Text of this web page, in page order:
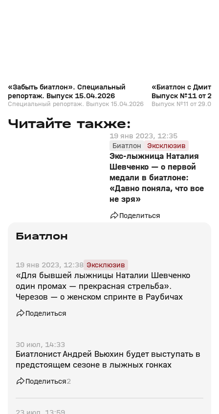
«Забыть биатлон». Специальный
репортаж. Выпуск 15.04.2026
Специальный репортаж. Выпуск 15.04.2026
«Биатлон с
Выпуск №11 от
Выпуск №11 от
Читайте также:
19 янв 2023, 12:35
Биатлон
Эксклюзив
Экс-лыжница Наталия
Шевченко — о первой
медали в биатлоне:
«Давно поняла, что все
не зря»
Поделиться
Биатлон
19 янв 2023, 12:38 Эксклюзив
«Для бывшей лыжницы Наталии Шевченко
один промах — прекрасная стрельба».
Черезов — о женском спринте в Раубичах
Поделиться
30 июл, 14:33
Биатлонист Андрей Вьюхин будет выступать в
предстоящем сезоне в лыжных гонках
Поделиться2